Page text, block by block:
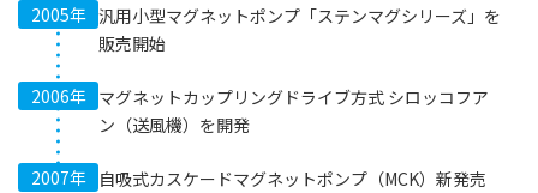
2005年 汎用小型マグネットポンプ「ステンマグシリーズ」を
販売開始
2006年 マグネットカップリングドライブ方式 シロッコフア
ン（送風機）を開発
2007年 自吸式カスケードマグネットポンプ（MCK）新発売